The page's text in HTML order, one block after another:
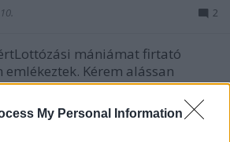
My Personal Information
2
mániámat firtató
Kérem alássan
3-asom volt a hatos lottón. 5-ször
3 tétel nyert, 3-as egységbe
3 x 1150 ft), de akkor is.